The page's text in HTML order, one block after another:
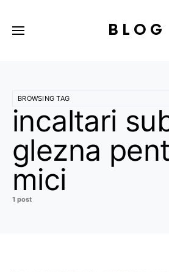
BLOG
BROWSING TAG
incaltari
glezna
mici
1 post